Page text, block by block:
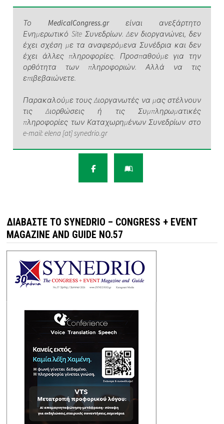
ΤοMedicalCongress.grείναι ανεξάρτητο
Ενημερωτικό Site Συνεδρίων. Δεν διοργανώνει, δεν
έχει σχέση με τα αναφερόμενα Συνέδρια και δεν
έχει άλλες πληροφορίες. Προσπαθούμε για την
ορθότητα των πληροφοριών. Αλλά να τις
επιβεβαιώνετε.
Παρακαλούμε τους Διοργανωτές να μας στέλνουν
τις Διορθώσεις ή τις Συμπληρωματικές
πληροφορίες των Καταχωρημένων Συνεδρίων στο
e-mail: elena [at] synedrio.gr
ΔΙΑΒΆΣΤΕ ΤΟ SYNEDRIO – CONGRESS + EVENT
MAGAZINE AND GUIDE NO.57